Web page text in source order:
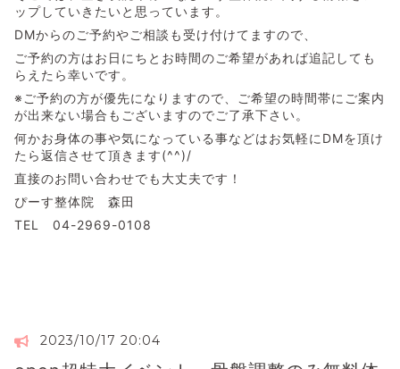
ップしていきたいと思っています。
DMからのご予約やご相談も受け付けてますので、
ご予約の方はお日にちとお時間のご希望があれば追記しても
らえたら幸いです。
※ご予約の方が優先になりますので、ご希望の時間帯にご案内
が出来ない場合もございますのでご了承下さい。
何かお身体の事や気になっている事などはお気軽にDMを頂け
たら返信させて頂きます(^^)/
直接のお問い合わせでも大丈夫です！
ぴーす整体院 森田
TEL 04-2969-0108
2023/10/17 20:04